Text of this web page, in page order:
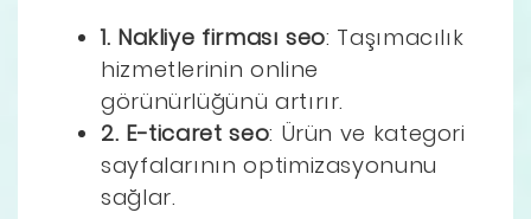
1. Nakliye firması seo: Taşımacılık
hizmetlerinin online
görünürlüğünü artırır.
2. E-ticaret seo: Ürün ve kategori
sayfalarının optimizasyonunu
sağlar.